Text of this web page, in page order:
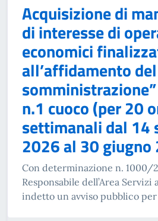
Acquisizione di
di interesse di
economici
all’affidamento
n.1 cuoco (per 20
settimanali dal 14
2026 al 30 giugno
Con determinazione n. 1000/
Responsabile dell’Area Servizi
indetto un avviso pubblico per